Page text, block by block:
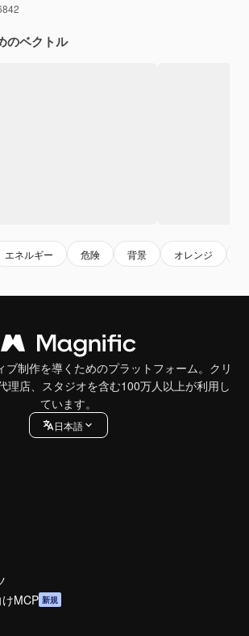
のベクトル
エネルギー 危険 背景 オレンジ
ブ制作を導くためのプラットフォーム。クリ
理店、スタジオを含む100万人以上が利用し
ています。
日本語
MCP 新規